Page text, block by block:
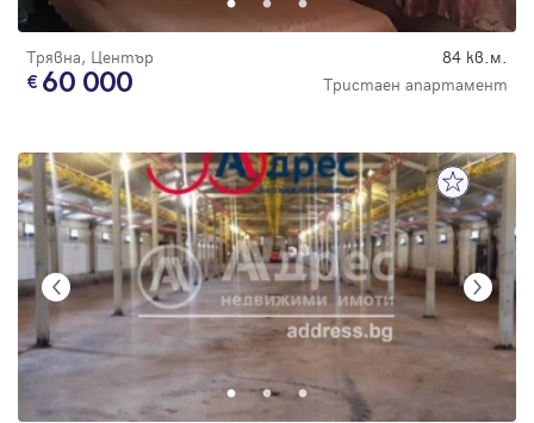
Трявна, Център 84 кв.м.
60 000 Тристаен апартамент